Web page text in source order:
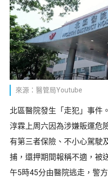
來源：醫管局Youtube
北區醫院發生「走犯」事件
淳霖上周六因為涉嫌販運危
有第三者保險、不小心駕駛
捕，還押期間報稱不適，被
午5時45分由醫院逃走，警